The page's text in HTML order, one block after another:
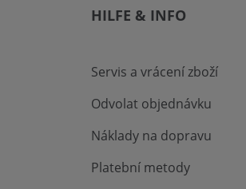
HILFE & INFO
Servis a vrácení zboží
Odvolat objednávku
Náklady na dopravu
Platební metody